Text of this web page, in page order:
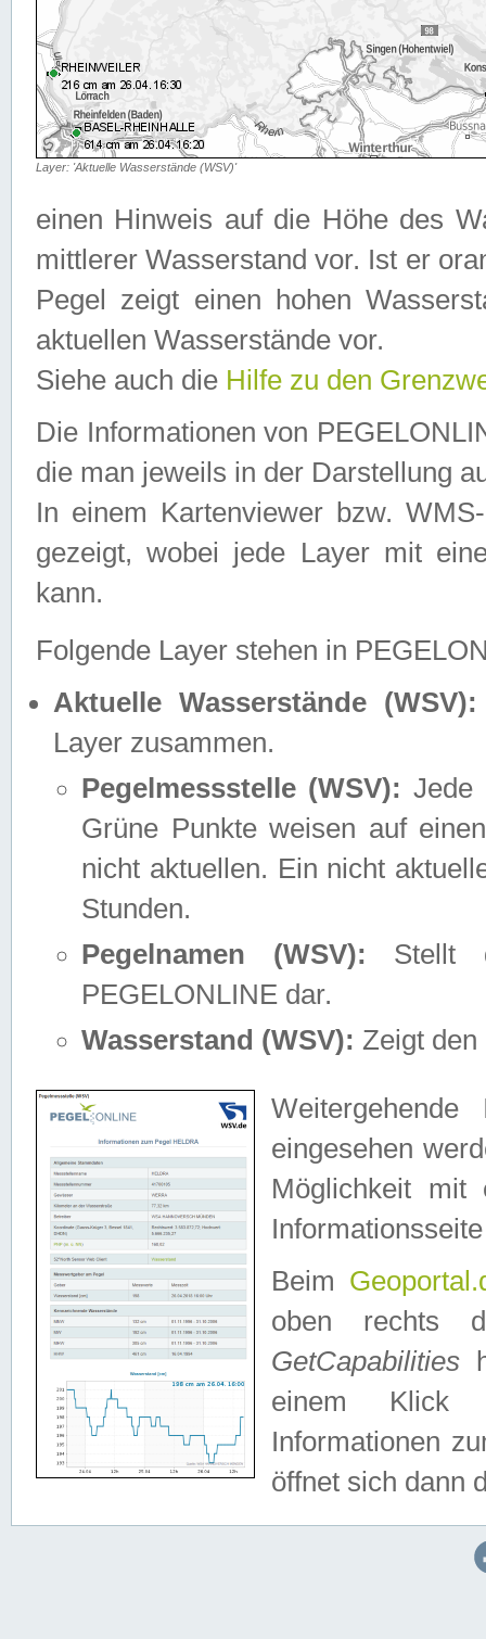
Layer: 'Aktuelle Wasserstände (WSV)'
einen Hinweis auf die Höhe des
mittlerer Wasserstand vor. Ist er
Pegel zeigt einen hohen
aktuellen Wasserstände vor.
Siehe auch die Hilfe zu den
Die Informationen von
die man jeweils in der Darstellung
In einem Kartenviewer bzw.
gezeigt, wobei jede Layer mit
kann.
Folgende Layer stehen in
Aktuelle Wasserstände (WSV):
Layer zusammen.
Pegelmessstelle (WSV): Jede
Grüne Punkte weisen auf
nicht aktuellen. Ein nicht
Stunden.
Pegelnamen (WSV): Stellt
PEGELONLINE dar.
Wasserstand (WSV): Zeigt den
eingesehen
Möglichkeit mit
Beim
oben rechts
GetCapabilities
einem Klick
Informationen
öffnet sich dann